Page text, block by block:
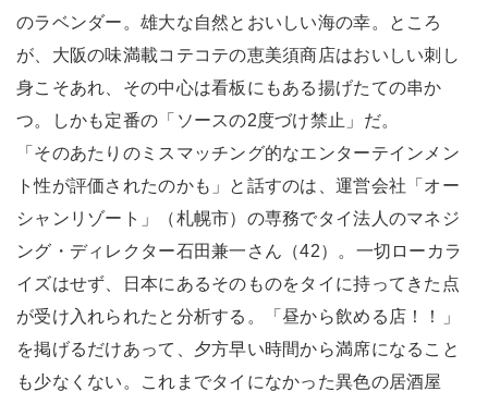
のラベンダー。雄大な自然とおいしい海の幸。ところ
が、大阪の味満載コテコテの恵美須商店はおいしい刺し
身こそあれ、その中心は看板にもある揚げたての串か
つ。しかも定番の「ソースの2度づけ禁止」だ。
「そのあたりのミスマッチング的なエンターテインメン
ト性が評価されたのかも」と話すのは、運営会社「オー
シャンリゾート」（札幌市）の専務でタイ法人のマネジ
ング・ディレクター石田兼一さん（42）。一切ローカラ
イズはせず、日本にあるそのものをタイに持ってきた点
が受け入れられたと分析する。「昼から飲める店！！」
を掲げるだけあって、夕方早い時間から満席になること
も少なくない。これまでタイになかった異色の居酒屋